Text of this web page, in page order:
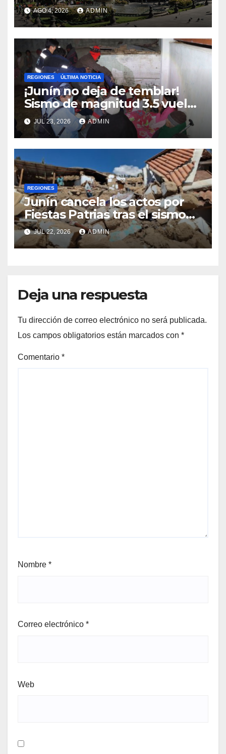
de la Plaza de Armas
AGO 4, 2026 ADMIN
REGIONES ÚLTIMA NOTICIA
¡Junín no deja de temblar!
Sismo de magnitud 3.5 vuelve
a sacudir Chupaca
JUL 23, 2026 ADMIN
REGIONES
Junín cancela los actos por
Fiestas Patrias tras el sismo
que dejó cinco fallecidos en
Chupaca
JUL 22, 2026 ADMIN
Deja una respuesta
Tu dirección de correo electrónico no será publicada.
Los campos obligatorios están marcados con *
Comentario *
Nombre *
Correo electrónico *
Web